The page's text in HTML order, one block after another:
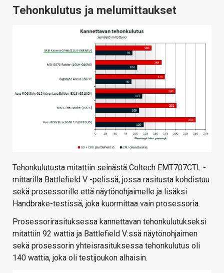
Tehonkulutus ja melumittaukset
Tehonkulutusta mitattiin seinästä Coltech EMT707CTL -
mittarilla Battlefield V -pelissä, jossa rasitusta kohdistuu
sekä prosessorille että näytönohjaimelle ja lisäksi
Handbrake-testissä, joka kuormittaa vain prosessoria.
Prosessorirasituksessa kannettavan tehonkulutukseksi
mitattiin 92 wattia ja Battlefield V:ssä näytönohjaimen
sekä prosessorin yhteisrasituksessa tehonkulutus oli
140 wattia, joka oli testijoukon alhaisin.